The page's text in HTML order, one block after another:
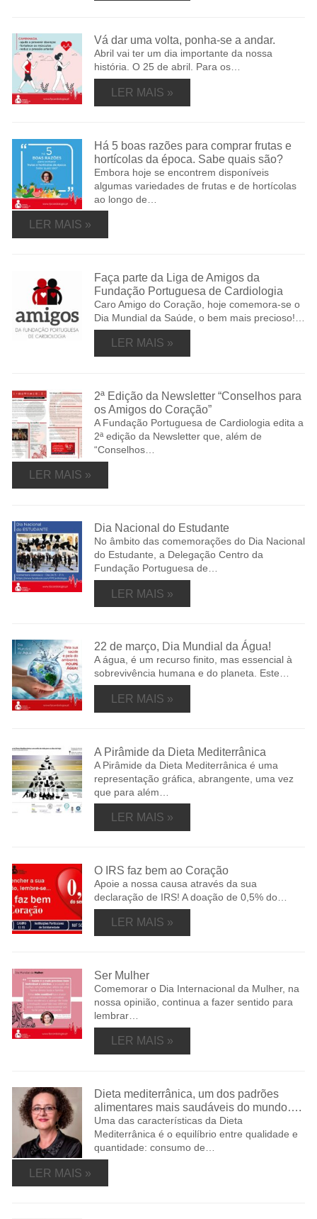
Vá dar uma volta, ponha-se a andar.
Abril vai ter um dia importante da nossa
história. O 25 de abril. Para os…
LER MAIS »
Há 5 boas razões para comprar frutas e
hortícolas da época. Sabe quais são?
Embora hoje se encontrem disponíveis
algumas variedades de frutas e de hortícolas
ao longo de…
LER MAIS »
Faça parte da Liga de Amigos da
Fundação Portuguesa de Cardiologia
Caro Amigo do Coração, hoje comemora-se o
Dia Mundial da Saúde, o bem mais precioso!…
LER MAIS »
2ª Edição da Newsletter “Conselhos para
os Amigos do Coração”
A Fundação Portuguesa de Cardiologia edita a
2ª edição da Newsletter que, além de
“Conselhos…
LER MAIS »
Dia Nacional do Estudante
No âmbito das comemorações do Dia Nacional
do Estudante, a Delegação Centro da
Fundação Portuguesa de…
LER MAIS »
22 de março, Dia Mundial da Água!
A água, é um recurso finito, mas essencial à
sobrevivência humana e do planeta. Este…
LER MAIS »
A Pirâmide da Dieta Mediterrânica
A Pirâmide da Dieta Mediterrânica é uma
representação gráfica, abrangente, uma vez
que para além…
LER MAIS »
O IRS faz bem ao Coração
Apoie a nossa causa através da sua
declaração de IRS! A doação de 0,5% do…
LER MAIS »
Ser Mulher
Comemorar o Dia Internacional da Mulher, na
nossa opinião, continua a fazer sentido para
lembrar…
LER MAIS »
Dieta mediterrânica, um dos padrões
alimentares mais saudáveis do mundo….
Uma das características da Dieta
Mediterrânica é o equilíbrio entre qualidade e
quantidade: consumo de…
LER MAIS »